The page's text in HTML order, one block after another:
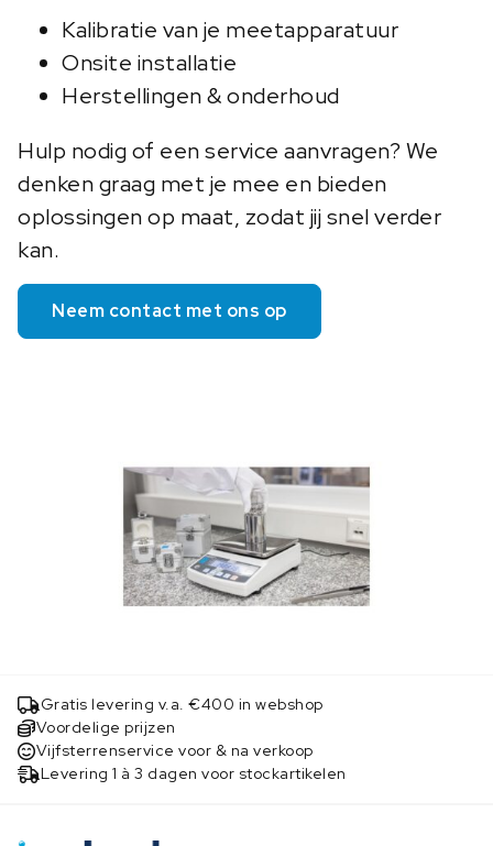
Kalibratie van je meetapparatuur
Onsite installatie
Herstellingen & onderhoud
Hulp nodig of een service aanvragen? We
denken graag met je mee en bieden
oplossingen op maat, zodat jij snel verder
kan.
Neem contact met ons op
Gratis levering v.a. €400 in webshop
Voordelige prijzen
Vijfsterrenservice voor & na verkoop
Levering 1 à 3 dagen voor stockartikelen